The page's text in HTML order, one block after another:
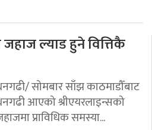
ल्याड हुने वित्तिकै
सोमबार साँझ काठमाडौँबाट
आएको श्रीएयरलाइन्सको
प्राविधिक समस्या...